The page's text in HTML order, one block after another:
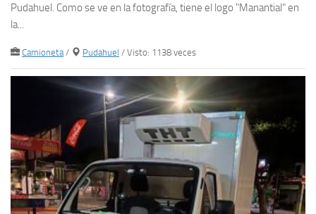
Pudahuel. Como se ve en la fotografía, tiene el logo "Manantial" en
la...
Camioneta / Pudahuel / Visto: 1138 veces